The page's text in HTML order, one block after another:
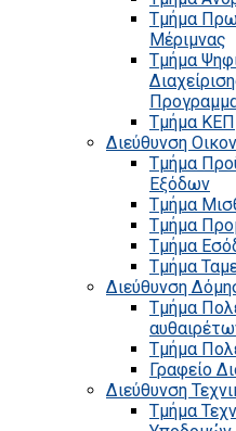
Τμήμα
Μέριμνας
Τμήμα
Τμήμα ΚΕΠ
Διεύθυνση
Τμήμα
Εξόδων
Τμήμα
Τμήμα
Τμήμα
Τμήμα
Διεύθυνση
Τμήμα
Τμήμα
Γραφείο
Διεύθυνση
Τμήμα